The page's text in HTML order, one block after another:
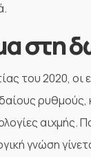
στη
του 2020, οι
γνώση